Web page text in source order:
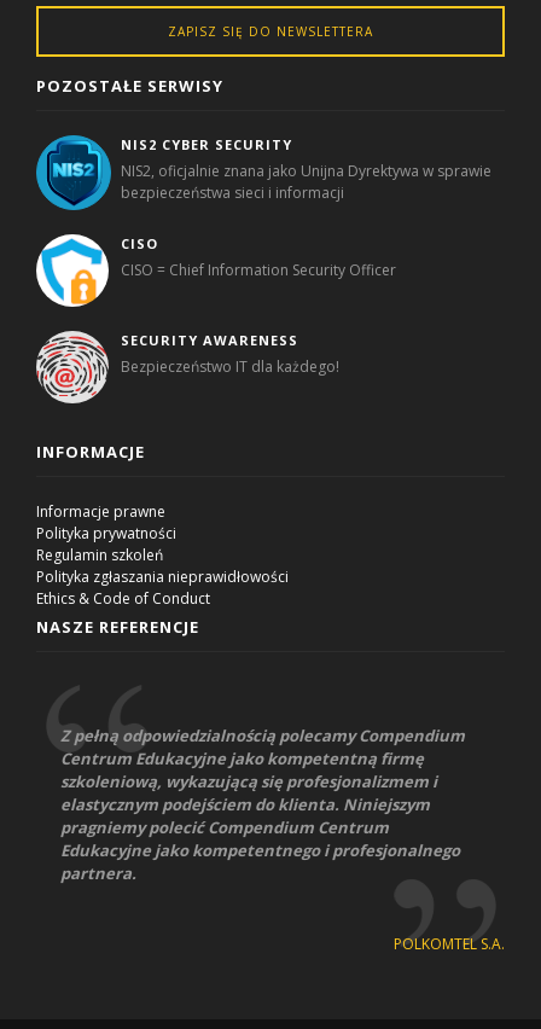
ZAPISZ SIĘ DO NEWSLETTERA
POZOSTAŁE SERWISY
NIS2 CYBER SECURITY
NIS2, oficjalnie znana jako Unijna Dyrektywa w sprawie
bezpieczeństwa sieci i informacji
CISO
CISO = Chief Information Security Officer
SECURITY AWARENESS
Bezpieczeństwo IT dla każdego!
INFORMACJE
Informacje prawne
Polityka prywatności
Regulamin szkoleń
Polityka zgłaszania nieprawidłowości
Ethics & Code of Conduct
NASZE REFERENCJE
Z pełną odpowiedzialnością polecamy Compendium
Centrum Edukacyjne jako kompetentną firmę
szkoleniową, wykazującą się profesjonalizmem i
elastycznym podejściem do klienta. Niniejszym
pragniemy polecić Compendium Centrum
Edukacyjne jako kompetentnego i profesjonalnego
partnera.
POLKOMTEL S.A.